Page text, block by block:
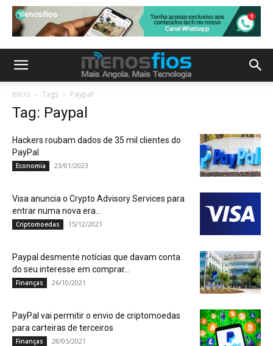
Início Tags Paypal
Tag: Paypal
Hackers roubam dados de 35 mil clientes do
PayPal
Economia 23/01/2023
Visa anuncia o Crypto Advisory Services para
entrar numa nova era...
Criptomoedas 15/12/2021
Paypal desmente notícias que davam conta
do seu interesse em comprar...
Finanças 26/10/2021
PayPal vai permitir o envio de criptomoedas
para carteiras de terceiros
Finanças 28/05/2021